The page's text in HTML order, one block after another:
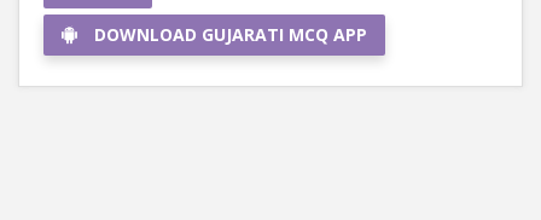
DOWNLOAD GUJARATI MCQ APP